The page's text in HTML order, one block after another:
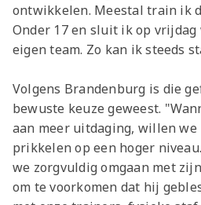
ontwikkelen. Meestal train ik
Onder 17 en sluit ik op
eigen team. Zo kan ik steeds
Volgens Brandenburg is die
bewuste keuze geweest.
aan meer uitdaging, willen we
prikkelen op een hoger
we zorgvuldig omgaan met
om te voorkomen dat hij